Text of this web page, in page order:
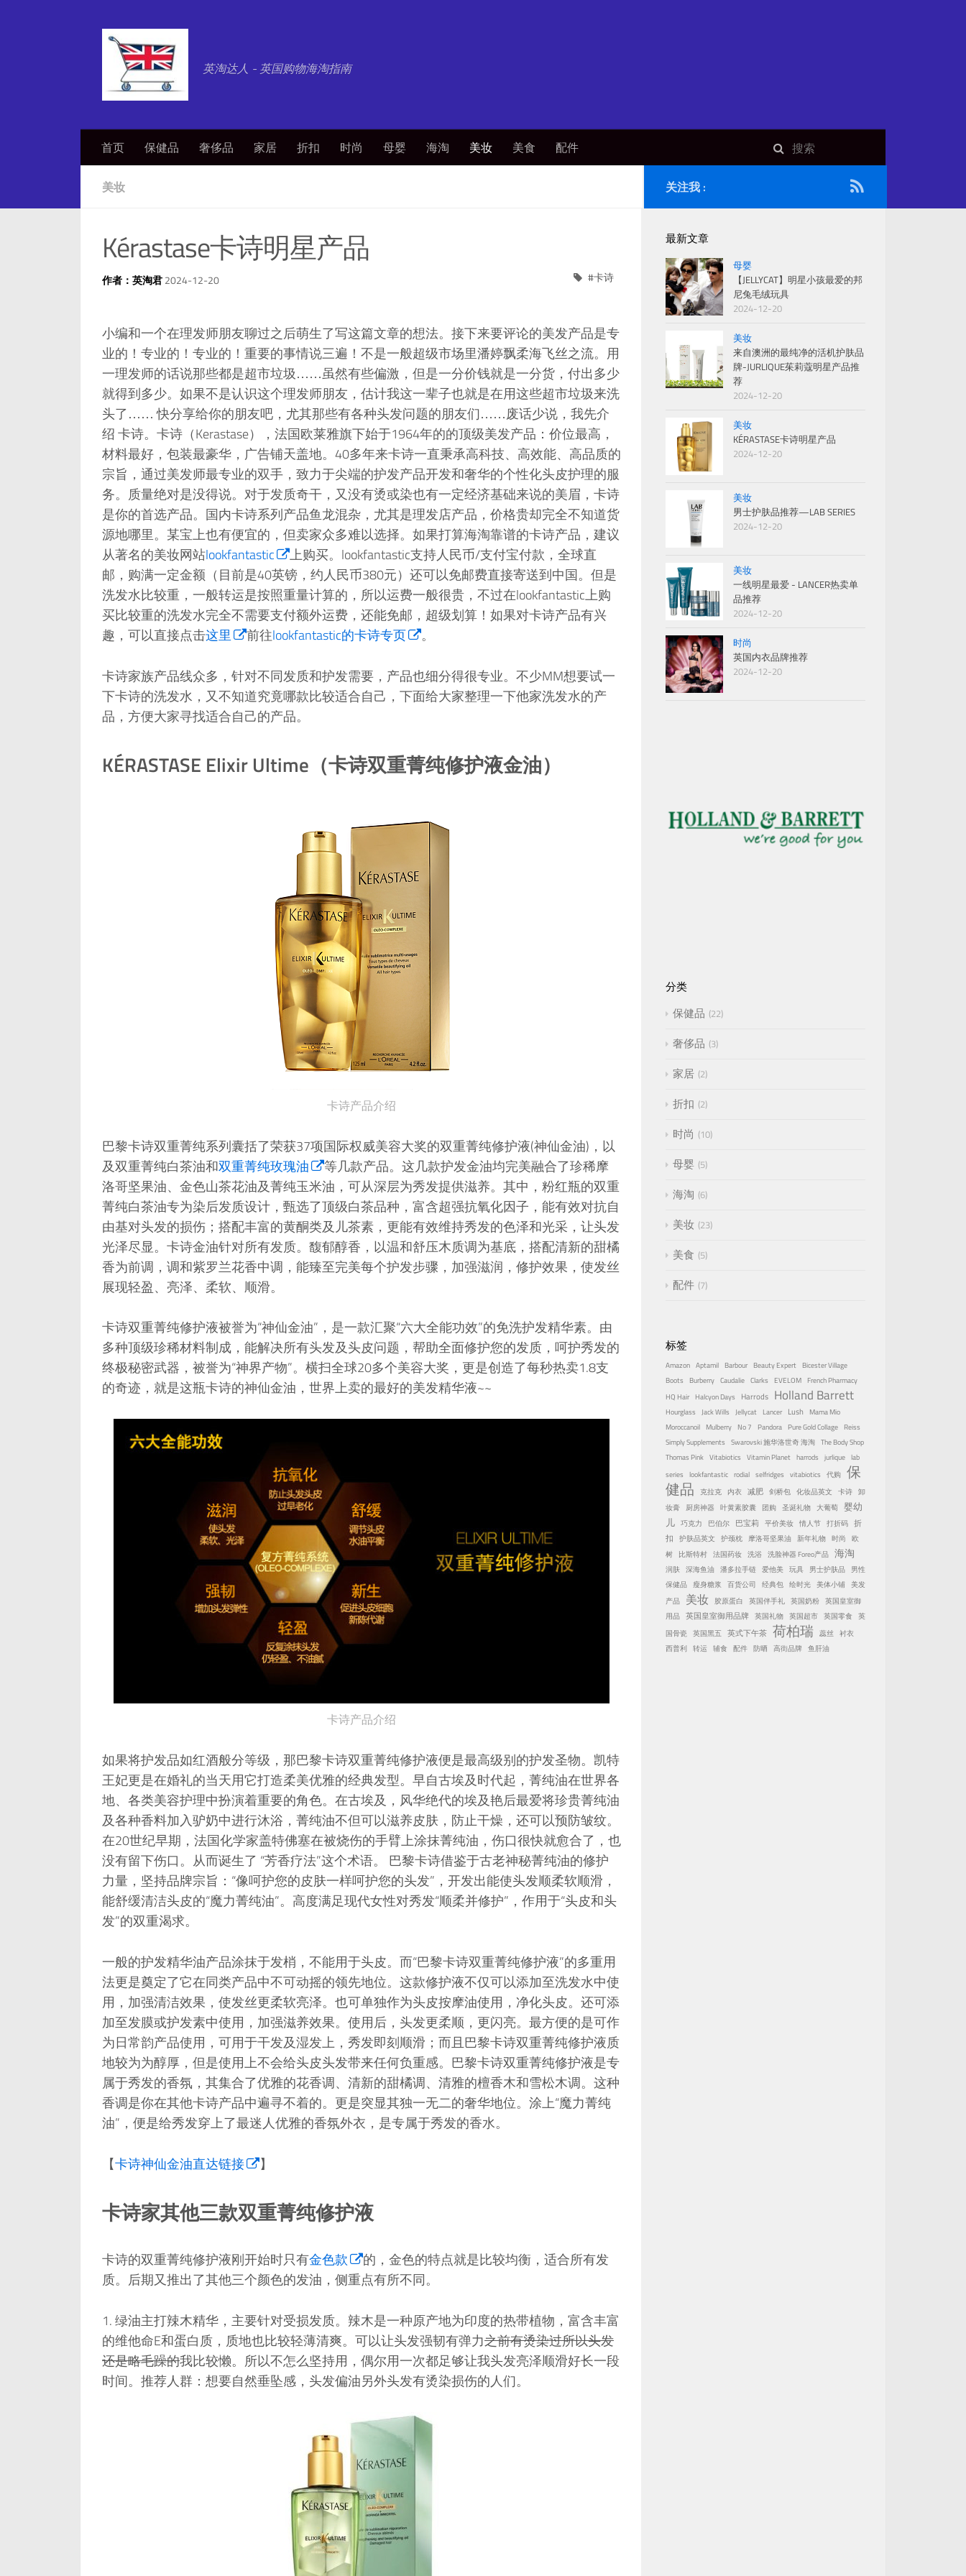
英淘达人 - 英国购物海淘指南
首页 保健品 奢侈品 家居 折扣 时尚 母婴 海淘 美妆 美食 配件
美妆
Kérastase卡诗明星产品
作者：英淘君2024-12-20 卡诗
小编和一个在理发师朋友聊过之后萌生了写这篇文章的想法。接下来要评论的美发产品是专
业的！专业的！专业的！重要的事情说三遍！不是一般超级市场里潘婷飘柔海飞丝之流。用
一理发师的话说那些都是超市垃圾……虽然有些偏激，但是一分价钱就是一分货，付出多少
就得到多少。如果不是认识这个理发师朋友，估计我这一辈子也就是在用这些超市垃圾来洗
头了…… 快分享给你的朋友吧，尤其那些有各种头发问题的朋友们……废话少说，我先介
绍 卡诗。卡诗（Kerastase），法国欧莱雅旗下始于1964年的的顶级美发产品：价位最高，
材料最好，包装最豪华，广告铺天盖地。40多年来卡诗一直秉承高科技、高效能、高品质的
宗旨，通过美发师最专业的双手，致力于尖端的护发产品开发和奢华的个性化头皮护理的服
务。质量绝对是没得说。对于发质奇干，又没有烫或染也有一定经济基础来说的美眉，卡诗
是你的首选产品。国内卡诗系列产品鱼龙混杂，尤其是理发店产品，价格贵却完全不知道货
源地哪里。某宝上也有便宜的，但卖家众多难以选择。如果打算海淘靠谱的卡诗产品，建议
从著名的美妆网站lookfantastic
上购买。lookfantastic支持人民币/支付宝付款，全球直
邮，购满一定金额（目前是40英镑，约人民币380元）还可以免邮费直接寄送到中国。但是
洗发水比较重，一般转运是按照重量计算的，所以运费一般很贵，不过在lookfantastic上购
买比较重的洗发水完全不需要支付额外运费，还能免邮，超级划算！如果对卡诗产品有兴
趣，可以直接点击这里 前往lookfantastic的卡诗专页 。
卡诗家族产品线众多，针对不同发质和护发需要，产品也细分得很专业。不少MM想要试一
下卡诗的洗发水，又不知道究竟哪款比较适合自己，下面给大家整理一下他家洗发水的产
品，方便大家寻找适合自己的产品。
KÉRASTASE Elixir Ultime（卡诗双重菁纯修护液金油）
卡诗产品介绍
巴黎卡诗双重菁纯系列囊括了荣获37项国际权威美容大奖的双重菁纯修护液(神仙金油)，以
及双重菁纯白茶油和双重菁纯玫瑰油
等几款产品。这几款护发金油均完美融合了珍稀摩
洛哥坚果油、金色山茶花油及菁纯玉米油，可从深层为秀发提供滋养。其中，粉红瓶的双重
菁纯白茶油专为染后发质设计，甄选了顶级白茶品种，富含超强抗氧化因子，能有效对抗自
由基对头发的损伤；搭配丰富的黄酮类及儿茶素，更能有效维持秀发的色泽和光采，让头发
光泽尽显。卡诗金油针对所有发质。馥郁醇香，以温和舒压木质调为基底，搭配清新的甜橘
香为前调，调和紫罗兰花香中调，能臻至完美每个护发步骤，加强滋润，修护效果，使发丝
展现轻盈、亮泽、柔软、顺滑。
卡诗双重菁纯修护液被誉为“神仙金油”，是一款汇聚“六大全能功效”的免洗护发精华素。由
多种顶级珍稀材料制成，能解决所有头发及头皮问题，帮助全面修护您的发质，呵护秀发的
终极秘密武器，被誉为“神界产物”。横扫全球20多个美容大奖，更是创造了每秒热卖1.8支
的奇迹，就是这瓶卡诗的神仙金油，世界上卖的最好的美发精华液~~
卡诗产品介绍
如果将护发品如红酒般分等级，那巴黎卡诗双重菁纯修护液便是最高级别的护发圣物。凯特
王妃更是在婚礼的当天用它打造柔美优雅的经典发型。早自古埃及时代起，菁纯油在世界各
地、各类美容护理中扮演着重要的角色。在古埃及，风华绝代的埃及艳后最爱将珍贵菁纯油
及各种香料加入驴奶中进行沐浴，菁纯油不但可以滋养皮肤，防止干燥，还可以预防皱纹。
在20世纪早期，法国化学家盖特佛塞在被烧伤的手臂上涂抹菁纯油，伤口很快就愈合了，也
没有留下伤口。从而诞生了 “芳香疗法”这个术语。 巴黎卡诗借鉴于古老神秘菁纯油的修护
力量，坚持品牌宗旨：“像呵护您的皮肤一样呵护您的头发”，开发出能使头发顺柔软顺滑，
能舒缓清洁头皮的“魔力菁纯油”。高度满足现代女性对秀发“顺柔并修护”，作用于“头皮和头
发”的双重渴求。
一般的护发精华油产品涂抹于发梢，不能用于头皮。而“巴黎卡诗双重菁纯修护液”的多重用
法更是奠定了它在同类产品中不可动摇的领先地位。这款修护液不仅可以添加至洗发水中使
用，加强清洁效果，使发丝更柔软亮泽。也可单独作为头皮按摩油使用，净化头皮。还可添
加至发膜或护发素中使用，加强滋养效果。使用后，头发更柔顺，更闪亮。最方便的是可作
为日常韵产品使用，可用于干发及湿发上，秀发即刻顺滑；而且巴黎卡诗双重菁纯修护液质
地较为为醇厚，但是使用上不会给头皮头发带来任何负重感。巴黎卡诗双重菁纯修护液是专
属于秀发的香氛，其集合了优雅的花香调、清新的甜橘调、清雅的檀香木和雪松木调。这种
香调是你在其他卡诗产品中遍寻不着的。更是突显其独一无二的奢华地位。涂上“魔力菁纯
油”，便是给秀发穿上了最迷人优雅的香氛外衣，是专属于秀发的香水。
【卡诗神仙金油直达链接 】
卡诗家其他三款双重菁纯修护液
卡诗的双重菁纯修护液刚开始时只有金色款
的，金色的特点就是比较均衡，适合所有发
质。后期又推出了其他三个颜色的发油，侧重点有所不同。
绿油主打辣木精华，主要针对受损发质。辣木是一种原产地为印度的热带植物，富含丰富
的维他命E和蛋白质，质地也比较轻薄清爽。可以让头发强韧有弹力之前有烫染过所以头发
还是略毛躁的我比较懒。所以不怎么坚持用，偶尔用一次都足够让我头发亮泽顺滑好长一段
时间。推荐人群：想要自然垂坠感，头发偏油另外头发有烫染损伤的人们。
关注我 :
最新文章
母婴
【JELLYCAT】明星小孩最爱的邦
尼兔毛绒玩具
2024-12-20
美妆
来自澳洲的最纯净的活机护肤品
牌-JURLIQUE茱莉蔻明星产品推
荐
2024-12-20
美妆
KÉRASTASE卡诗明星产品
2024-12-20
美妆
男士护肤品推荐—LAB SERIES
2024-12-20
美妆
一线明星最爱 - LANCER热卖单
品推荐
2024-12-20
时尚
英国内衣品牌推荐
2024-12-20
分类
保健品 22
奢侈品 3
家居 2
折扣 2
时尚 10
母婴 5
海淘 6
美妆 23
美食 5
配件 7
标签
Amazon Aptamil Barbour Beauty Expert Bicester Village
Boots
Burberry Caudalie Clarks EVELOM French Pharmacy
HQ Hair Halcyon Days Harrods Holland Barrett
Hourglass Jack Wills Jellycat Lancer Lush
Mama Mio
Moroccanoil Mulberry No 7 Pandora Pure Gold Collage Reiss
Simply Supplements Swarovski 施华洛世奇 海淘 The Body Shop
Thomas Pink Vitabiotics Vitamin Planet harrods jurlique lab
series lookfantastic rodial selfridges vitabiotics 代购 保
健品 克拉克 内衣 减肥 剑桥包 化妆品英文 卡诗 卸
妆膏 厨房神器 叶黄素胶囊 团购 圣诞礼物 大葡萄 婴幼
儿 巧克力 巴伯尔 巴宝莉 平价美妆 情人节 打折码 折
扣 护肤品英文 护颈枕 摩洛哥坚果油 新年礼物 时尚 欧
树 比斯特村 法国药妆 洗浴 洗脸神器 Foreo产品 海淘
润肤 深海鱼油 潘多拉手链 爱他美 玩具 男士护肤品 男性
保健品 瘦身糖浆 百货公司 经典包 绘时光 美体小铺 美发
产品 美妆 胶原蛋白 英国伴手礼 英国奶粉 英国皇室御
用品 英国皇室御用品牌 英国礼物 英国超市 英国零食 英
国骨瓷 英国黑五 英式下午茶 荷柏瑞 蕊丝 衬衣
西普利 转运 辅食 配件 防晒 高街品牌 鱼肝油